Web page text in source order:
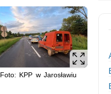
Foto: KPP w Jarosławiu